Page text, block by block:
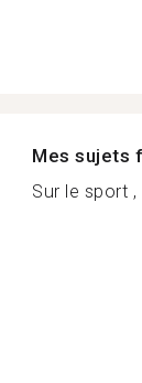
Mes sujets
Sur le sport